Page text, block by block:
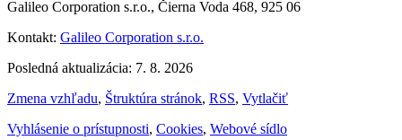
Galileo Corporation s.r.o., Čierna Voda 468, 925 06
Kontakt: Galileo Corporation s.r.o.
Posledná aktualizácia: 7. 8. 2026
Zmena vzhľadu, Štruktúra stránok, RSS, Vytlačiť
Vyhlásenie o prístupnosti, Cookies, Webové sídlo